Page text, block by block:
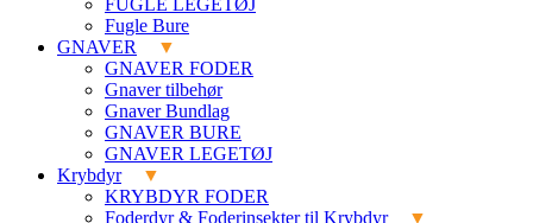
FUGLE LEGETØJ
Fugle Bure
GNAVER
GNAVER FODER
Gnaver tilbehør
Gnaver Bundlag
GNAVER BURE
GNAVER LEGETØJ
Krybdyr
KRYBDYR FODER
Foderdyr & Foderinsekter til Krybdyr